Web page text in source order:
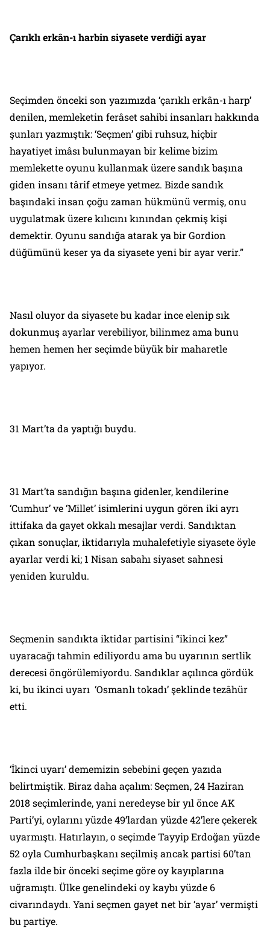
Çarıklı erkân-ı harbin siyasete verdiği ayar
Seçimden önceki son yazımızda ‘çarıklı erkân-ı harp’
denilen, memleketin ferâset sahibi insanları hakkında
şunları yazmıştık: ‘Seçmen’ gibi ruhsuz, hiçbir
hayatiyet imâsı bulunmayan bir kelime bizim
memlekette oyunu kullanmak üzere sandık başına
giden insanı târif etmeye yetmez. Bizde sandık
başındaki insan çoğu zaman hükmünü vermiş, onu
uygulatmak üzere kılıcını kınından çekmiş kişi
demektir. Oyunu sandığa atarak ya bir Gordion
düğümünü keser ya da siyasete yeni bir ayar verir.”
Nasıl oluyor da siyasete bu kadar ince elenip sık
dokunmuş ayarlar verebiliyor, bilinmez ama bunu
hemen hemen her seçimde büyük bir maharetle
yapıyor.
31 Mart’ta da yaptığı buydu.
31 Mart’ta sandığın başına gidenler, kendilerine
‘Cumhur’ ve ‘Millet’ isimlerini uygun gören iki ayrı
ittifaka da gayet okkalı mesajlar verdi. Sandıktan
çıkan sonuçlar, iktidarıyla muhalefetiyle siyasete öyle
ayarlar verdi ki; 1 Nisan sabahı siyaset sahnesi
yeniden kuruldu.
Seçmenin sandıkta iktidar partisini “ikinci kez”
uyaracağı tahmin ediliyordu ama bu uyarının sertlik
derecesi öngörülemiyordu. Sandıklar açılınca gördük
ki, bu ikinci uyarı ‘Osmanlı tokadı’ şeklinde tezâhür
etti.
‘İkinci uyarı’ dememizin sebebini geçen yazıda
belirtmiştik. Biraz daha açalım: Seçmen, 24 Haziran
2018 seçimlerinde, yani neredeyse bir yıl önce AK
Parti’yi, oylarını yüzde 49’lardan yüzde 42’lere çekerek
uyarmıştı. Hatırlayın, o seçimde Tayyip Erdoğan yüzde
52 oyla Cumhurbaşkanı seçilmiş ancak partisi 60’tan
fazla ilde bir önceki seçime göre oy kayıplarına
uğramıştı. Ülke genelindeki oy kaybı yüzde 6
civarındaydı. Yani seçmen gayet net bir ‘ayar’ vermişti
bu partiye.